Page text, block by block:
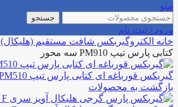
منو
جستجو
ورود / ثبت نام
خانه الکتروگیربکس شافت مستقیم (هلیکال)
کتابی پارس تیپ PM910 سه محور
گیربکس قورباغه ای کتابی پارس تیپ PM510 سه محور
بازگشت به محصولات